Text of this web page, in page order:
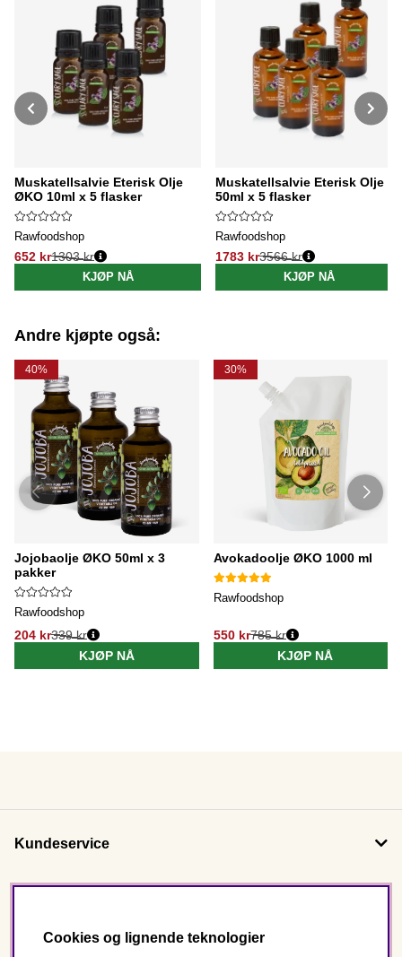
Muskatellsalvie Eterisk Olje
ØKO 10ml x 5 flasker
Rawfoodshop
652 kr
Vanlig pris:
1303 kr
KJØP NÅ
Muskatellsalvie Eterisk Olje
50ml x 5 flasker
Rawfoodshop
1783 kr
Vanlig pris:3566 kr
KJØP NÅ
Andre kjøpte også:
40%
Jojobaolje ØKO 50ml x 3
pakker
Rawfoodshop
204 kr339 kr
KJØP NÅ
30%
Avokadoolje ØKO 1000 ml
Rawfoodshop
550 kr785 kr
KJØP NÅ
Kundeservice
Cookies og lignende teknologier